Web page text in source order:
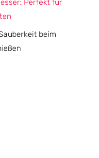
Perfekt für
beim